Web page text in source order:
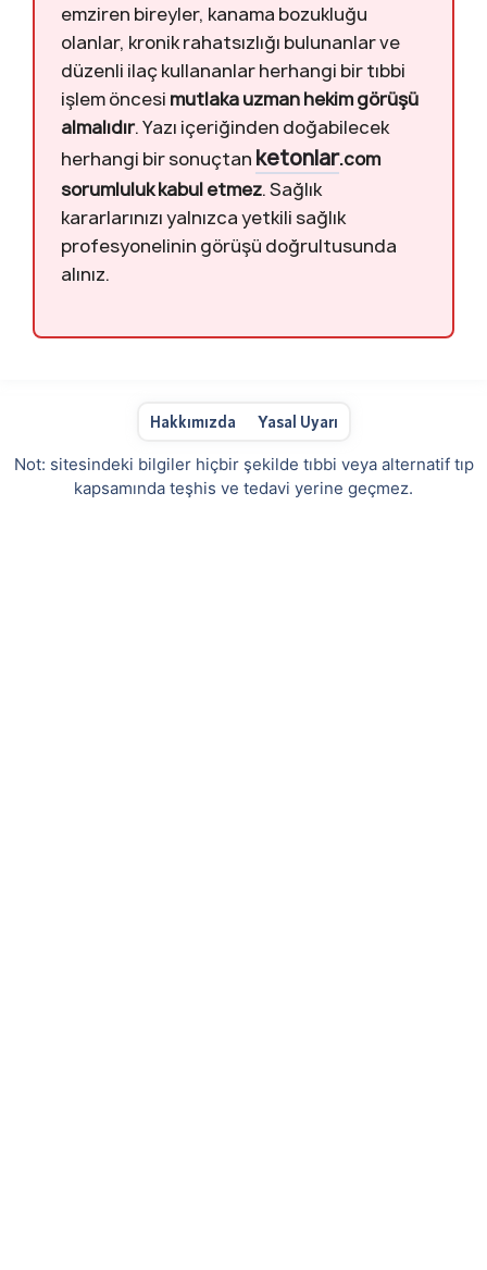
emziren bireyler, kanama bozukluğu
olanlar, kronik rahatsızlığı bulunanlar ve
düzenli ilaç kullananlar herhangi bir tıbbi
işlem öncesi mutlaka uzman hekim görüşü
almalıdır. Yazı içeriğinden doğabilecek
herhangi bir sonuçtan ketonlar.com
sorumluluk kabul etmez. Sağlık
kararlarınızı yalnızca yetkili sağlık
profesyonelinin görüşü doğrultusunda
alınız.
Hakkımızda Yasal Uyarı
Not: sitesindeki bilgiler hiçbir şekilde tıbbi veya alternatif tıp
kapsamında teşhis ve tedavi yerine geçmez.